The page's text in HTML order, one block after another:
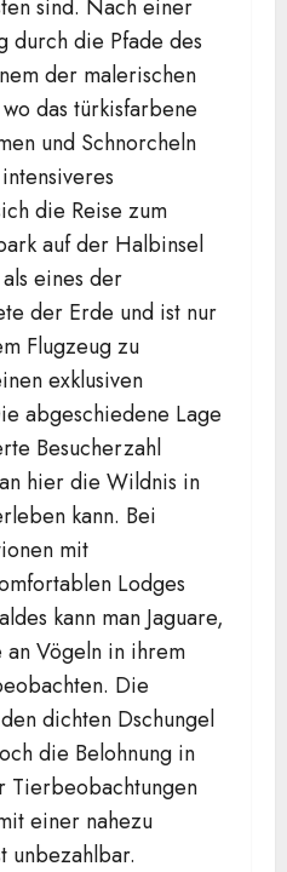
sind. Nach einer
durch die Pfade des
der malerischen
das türkisfarbene
und Schnorcheln
die Reise zum
auf der Halbinsel
eines der
der Erde und ist nur
Flugzeug zu
exklusiven
abgeschiedene Lage
Besucherzahl
hier die Wildnis in
kann. Bei
mit
Lodges
kann man Jaguare,
an Vögeln in ihrem
Die
dichten Dschungel
die Belohnung in
Tierbeobachtungen
einer nahezu
unbezahlbar.